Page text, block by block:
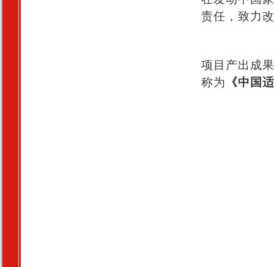
责任，致力
项目产出成
称为 《中国